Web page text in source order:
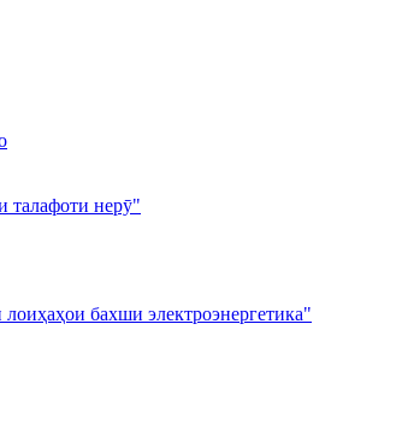
талафоти нерӯ"
бахши электроэнергетика"